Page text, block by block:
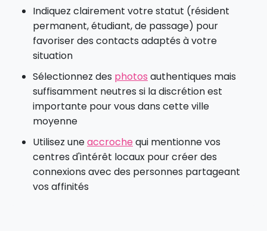
Indiquez clairement votre statut (résident
permanent, étudiant, de passage) pour
favoriser des contacts adaptés à votre
situation
Sélectionnez des photos authentiques mais
suffisamment neutres si la discrétion est
importante pour vous dans cette ville
moyenne
Utilisez uneaccrochequi mentionne vos
centres d'intérêt locaux pour créer des
connexions avec des personnes partageant
vos affinités